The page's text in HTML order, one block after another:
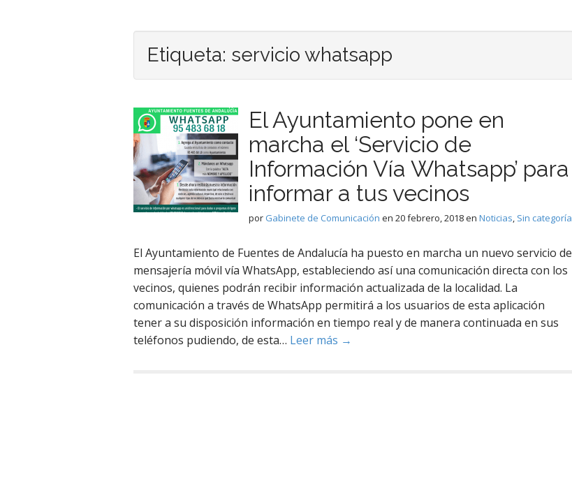
Etiqueta: servicio whatsapp
El Ayuntamiento pone en
marcha el ‘Servicio de
Información Vía Whatsapp’ para
informar a tus vecinos
por Gabinete de Comunicación en 20 febrero, 2018en Noticias, Sin categoría
El Ayuntamiento de Fuentes de Andalucía ha puesto en marcha un nuevo servicio de
mensajería móvil vía WhatsApp, estableciendo así una comunicación directa con los
vecinos, quienes podrán recibir información actualizada de la localidad. La
comunicación a través de WhatsApp permitirá a los usuarios de esta aplicación
tener a su disposición información en tiempo real y de manera continuada en sus
teléfonos pudiendo, de esta… Leer más →